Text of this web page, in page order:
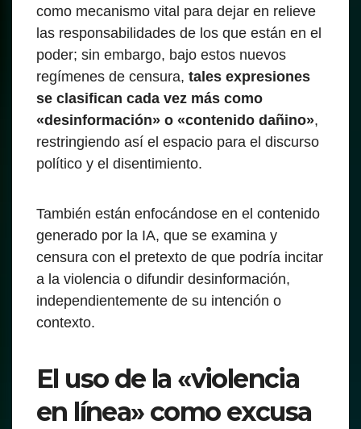
como mecanismo vital para dejar en relieve
las responsabilidades de los que están en el
poder; sin embargo, bajo estos nuevos
regímenes de censura, tales expresiones
se clasifican cada vez más como
«desinformación» o «contenido dañino»,
restringiendo así el espacio para el discurso
político y el disentimiento.
También están enfocándose en el contenido
generado por la IA, que se examina y
censura con el pretexto de que podría incitar
a la violencia o difundir desinformación,
independientemente de su intención o
contexto.
El uso de la «violencia
en línea» como excusa